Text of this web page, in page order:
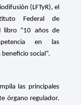
(LFTyR), el
Federal de
libro “10 años de
en las
social”.
las principales
órgano regulador.